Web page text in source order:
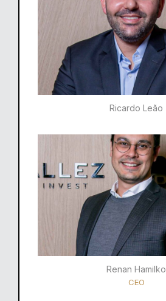
Ricardo Leão​
Renan Hamilko​
CEO